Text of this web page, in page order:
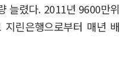
늘렸다. 2011년 9600만위
린은행으로부터 매년 배